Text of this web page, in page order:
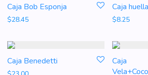
Caja Bob Esponja
$28.45
Caja huella
$8.25
Caja Benedetti
Caja